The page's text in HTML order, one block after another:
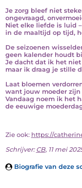
Je zorg bleef niet
ongevraagd,
Niet elke liefde is luid
in de maaltijd op tijd,
De seizoenen
geen kalender houdt
Je dacht dat ik het
maar ik draag je stille
Laat bloemen
want jouw moeder
Vandaag noem ik het
de eeuwige
Zie ook: https://
Schrijver: CB, 11 mei
Biografie van deze